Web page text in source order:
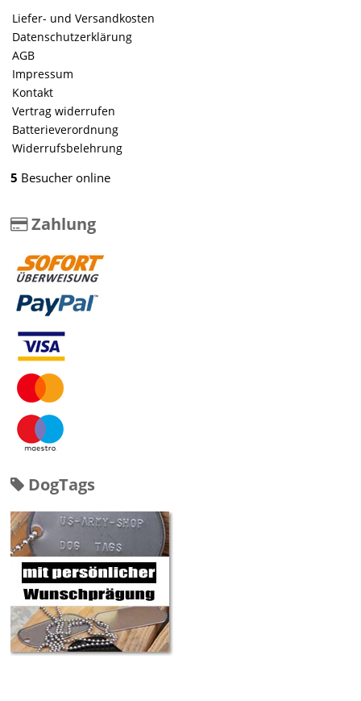
Liefer- und Versandkosten
Datenschutzerklärung
AGB
Impressum
Kontakt
Vertrag widerrufen
Batterieverordnung
Widerrufsbelehrung
5 Besucher online
Zahlung
DogTags